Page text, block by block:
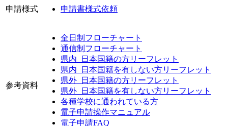
申請様式 申請書様式依頼
参考資料
全日制フローチャート
通信制フローチャート
県内_日本国籍の方リーフレット
県内_日本国籍を有しない方リーフレット
県外_日本国籍の方リーフレット
県外_日本国籍を有しない方リーフレット
各種学校に通われている方
電子申請操作マニュアル
電子申請FAQ